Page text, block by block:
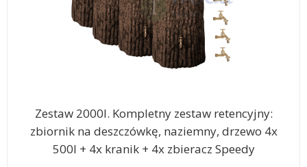
Zestaw 2000l. Kompletny zestaw retencyjny:
zbiornik na deszczówkę, naziemny, drzewo 4x
500l + 4x kranik + 4x zbieracz Speedy